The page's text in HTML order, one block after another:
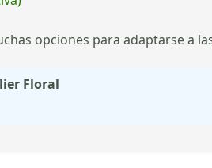
opciones para adaptarse a
Floral